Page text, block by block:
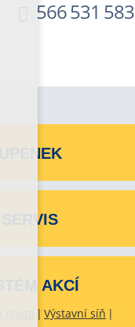
566 531 583
AKCÍ
Výstavní síň